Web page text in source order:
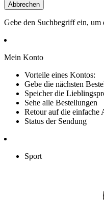
Abbrechen
Gebe den Suchbegriff ein, um
Mein Konto
Vorteile eines Kontos:
Gebe die nächsten
Speicher die
Sehe alle Bestellungen
Retour auf die einfache
Status der Sendung
Sport